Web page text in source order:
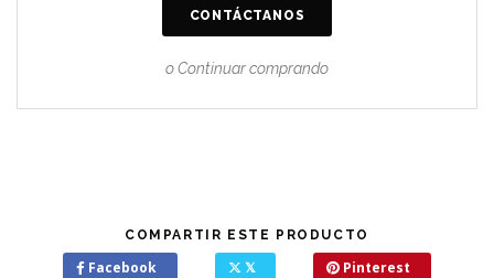
CONTÁCTANOS
o Continuar comprando
COMPARTIR ESTE PRODUCTO
Facebook 𝕏 Pinterest